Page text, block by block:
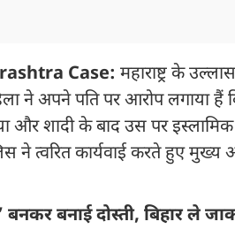
Case: महाराष्ट्र के
ने अपने पति पर आरोप लगाया
और शादी के बाद उस पर इस्लामिक
ने त्वरित कार्यवाई करते हुए
बनकर बनाई दोस्ती, बिहार ले